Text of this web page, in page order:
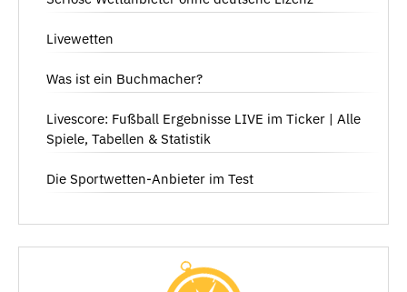
Livewetten
Was ist ein Buchmacher?
Livescore: Fußball Ergebnisse LIVE im Ticker | Alle
Spiele, Tabellen & Statistik
Die Sportwetten-Anbieter im Test